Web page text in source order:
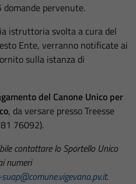
domande pervenute.
istruttoria svolta a cura del
Ente, verranno notificate ai
sulla istanza di
del Canone Unico per
, da versare presso Treesse
76092).
contattare lo Sportello Unico
numeri
.